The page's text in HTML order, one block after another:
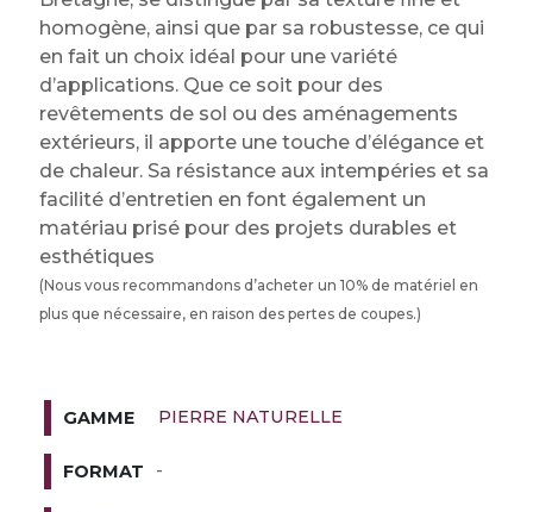
homogène, ainsi que par sa robustesse, ce qui
en fait un choix idéal pour une variété
d’applications. Que ce soit pour des
revêtements de sol ou des aménagements
extérieurs, il apporte une touche d’élégance et
de chaleur. Sa résistance aux intempéries et sa
facilité d’entretien en font également un
matériau prisé pour des projets durables et
esthétiques
(Nous vous recommandons d’acheter un 10% de matériel en
plus que nécessaire, en raison des pertes de coupes.)
GAMME PIERRE NATURELLE
FORMAT -